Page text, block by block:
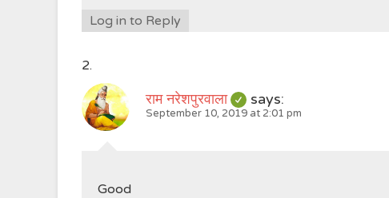
Log in to Reply
राम नरेशपुरवाला says:
September 10, 2019 at 2:01 pm
Good